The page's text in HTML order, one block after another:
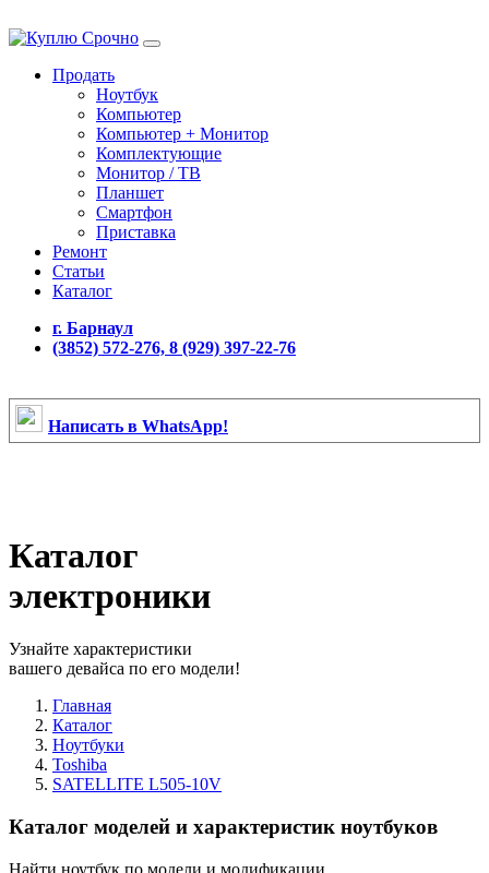
Продать
Ноутбук
Компьютер
Компьютер + Монитор
Комплектующие
Монитор / ТВ
Планшет
Смартфон
Приставка
Ремонт
Статьи
Каталог
г. Барнаул
(3852) 572-276, 8 (929) 397-22-76
Написать в WhatsApp!
Каталог
электроники
Узнайте характеристики
вашего девайса по его модели!
Главная
Каталог
Ноутбуки
Toshiba
SATELLITE L505-10V
Каталог моделей и характеристик ноутбуков
Найти ноутбук по модели и модификации